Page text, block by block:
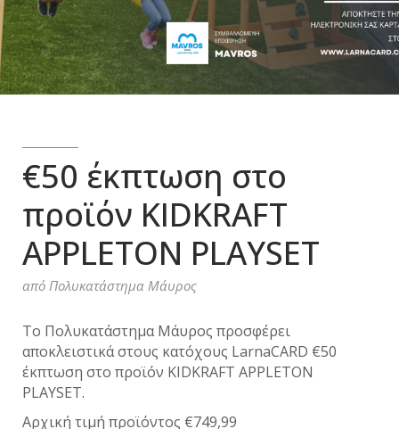
€50 έκπτωση στο
προϊόν KIDKRAFT
APPLETON PLAYSET
από Πολυκατάστημα Μάυρος
Το Πολυκατάστημα Μάυρος προσφέρει
αποκλειστικά στους κατόχους LarnaCARD €50
έκπτωση στο προϊόν KIDKRAFT APPLETON
PLAYSET.
Αρχική τιμή προϊόντος €749,99